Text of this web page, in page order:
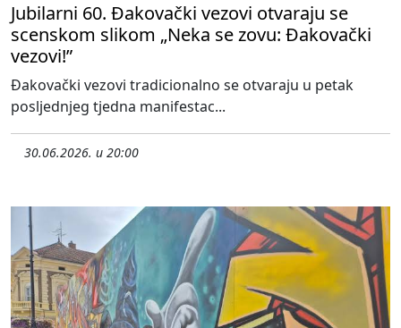
Jubilarni 60. Đakovački vezovi otvaraju se
scenskom slikom „Neka se zovu: Đakovački
vezovi!”
Đakovački vezovi tradicionalno se otvaraju u petak
posljednjeg tjedna manifestac...
30.06.2026. u 20:00